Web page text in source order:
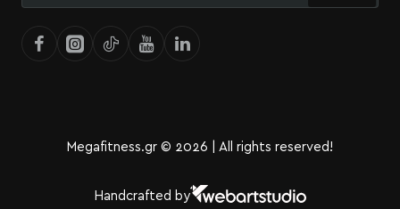
Megafitness.gr © 2026 | All rights reserved!
Handcrafted by